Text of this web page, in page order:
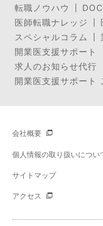
転職ノウハウ
医師転職ナレッジ
スペシャルコラム
開業医支援サポート
求人のお知らせ代行
開業医支援サポート
会社概要
個人情報の取り扱いについ
サイトマップ
アクセス